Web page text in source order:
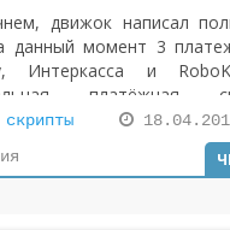
движок написал
данный момент 3
Интеркасса и
платёжная
с остальными